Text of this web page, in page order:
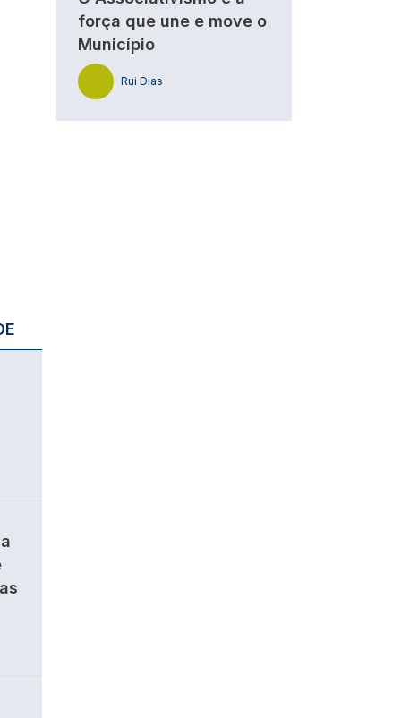
força que une e move o
Município
Rui Dias